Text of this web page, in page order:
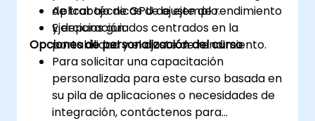
Aplicar técnicas de ajuste de rendimiento
y depuración.
de trabajo de GPU de ejemplo.
Ejercicios guiados centrados en la
portabilidad y el ajuste de rendimiento.
Opciones de personalización del curso
Para solicitar una capacitación
personalizada para este curso basada en
su pila de aplicaciones o necesidades de
integración, contáctenos para